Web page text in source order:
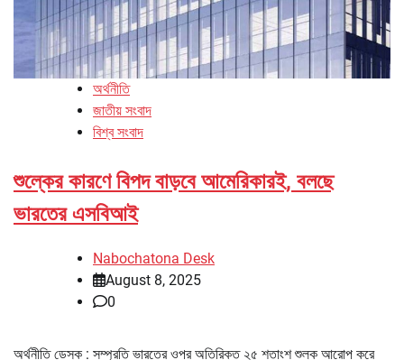
অর্থনীতি
জাতীয় সংবাদ
বিশ্ব সংবাদ
শুল্কের কারণে বিপদ বাড়বে আমেরিকারই, বলছে
ভারতের এসবিআই
Nabochatona Desk
August 8, 2025
0
অর্থনীতি ডেস্ক : সম্প্রতি ভারতের ওপর অতিরিক্ত ২৫ শতাংশ শুল্ক আরোপ করে